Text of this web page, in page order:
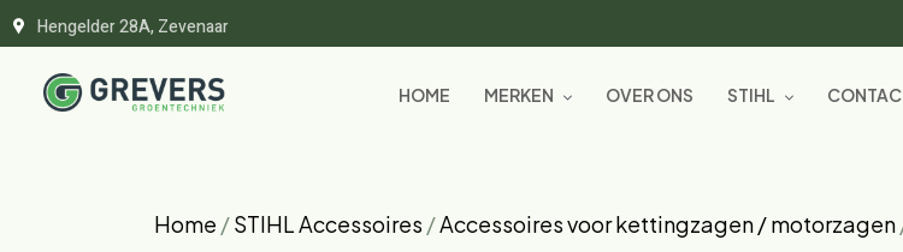
Hengelder 28A, Zevenaar
HOME MERKEN OVER ONS STIHL
Home /STIHL Accessoires /Accessoires voor kettingzagen / motorzagen